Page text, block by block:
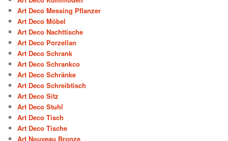
Art Deco Messing Pflanzer
Art Deco Möbel
Art Deco Nachttische
Art Deco Porzellan
Art Deco Schrank
Art Deco Schrankco
Art Deco Schränke
Art Deco Schreibtisch
Art Deco Sitz
Art Deco Stuhl
Art Deco Tisch
Art Deco Tische
Art Nouveau Bronze